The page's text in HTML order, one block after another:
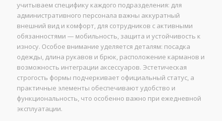
учитываем специфику каждого подразделения: для
административного персонала важны аккуратный
внешний вид и комфорт, для сотрудников с активными
обязанностями — мобильность, защита и устойчивость к
износу. Особое внимание уделяется деталям: посадка
одежды, длина рукавов и брюк, расположение карманов и
возможность интеграции аксессуаров. Эстетическая
строгость формы подчеркивает официальный статус, а
практичные элементы обеспечивают удобство и
функциональность, что особенно важно при ежедневной
эксплуатации.